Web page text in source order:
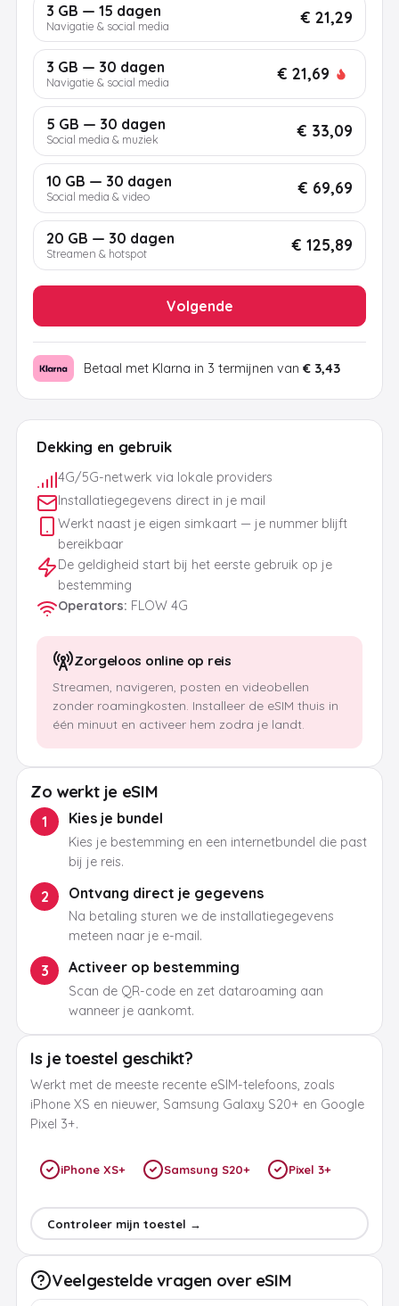
Dekking en gebruik
4G/5G-netwerk via lokale providers
Installatiegegevens direct in je mail
Werkt naast je eigen simkaart — je nummer blijft
bereikbaar
De geldigheid start bij het eerste gebruik op je
bestemming
Operators: FLOW 4G
Zorgeloos online op reis
Streamen, navigeren, posten en videobellen
zonder roamingkosten. Installeer de eSIM thuis in
één minuut en activeer hem zodra je landt.
Zo werkt je eSIM
1 Kies je bundel
Kies je bestemming en een internetbundel die past
bij je reis.
2 Ontvang direct je gegevens
Na betaling sturen we de installatiegegevens
meteen naar je e-mail.
3 Activeer op bestemming
Scan de QR-code en zet dataroaming aan
wanneer je aankomt.
Is je toestel geschikt?
Werkt met de meeste recente eSIM-telefoons, zoals
iPhone XS en nieuwer, Samsung Galaxy S20+ en Google
Pixel 3+.
iPhone XS+ Samsung S20+ Pixel 3+
Controleer mijn toestel →
Veelgestelde vragen over eSIM
3 GB — 15 dagen
Navigatie & social media € 21,29
3 GB — 30 dagen
Navigatie & social media € 21,69
5 GB — 30 dagen
Social media & muziek € 33,09
10 GB — 30 dagen
Social media & video € 69,69
20 GB — 30 dagen
Streamen & hotspot € 125,89
Volgende
Betaal met Klarna in 3 termijnen van € 3,43